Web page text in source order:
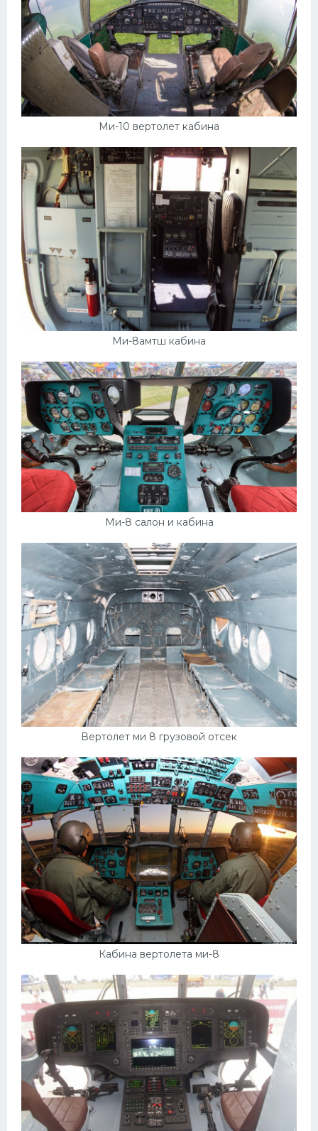
Ми-10 вертолет кабина
Ми-8амтш кабина
Ми-8 салон и кабина
Вертолет ми 8 грузовой отсек
Кабина вертолета ми-8